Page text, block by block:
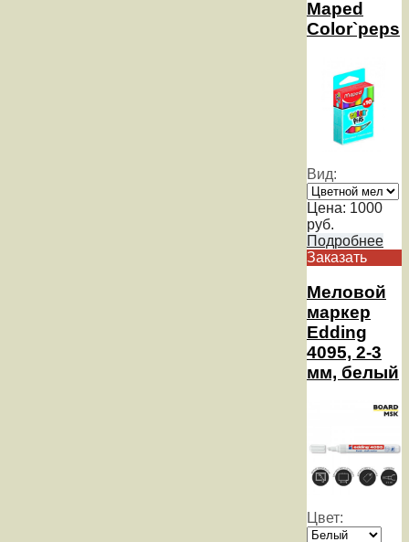
Maped
Color`peps
Вид:
Цена: 1000
руб.
Подробнее
Заказать
Меловой
маркер
Edding
4095, 2-3
мм, белый
Цвет: